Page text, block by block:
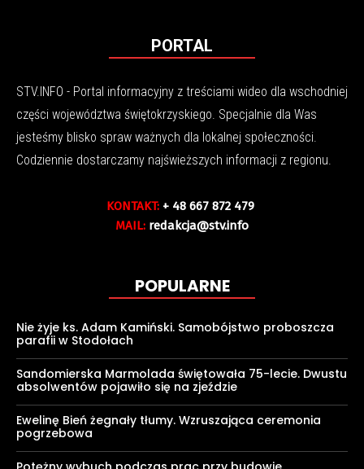
PORTAL
STV.INFO - Portal informacyjny z treściami wideo dla wschodniej
części województwa świętokrzyskiego. Specjalnie dla Was
jesteśmy blisko spraw ważnych dla lokalnej społeczności.
Codziennie dostarczamy najświeższych informacji z regionu.
KONTAKT: + 48 667 872 479
MAIL: redakcja@stv.info
POPULARNE
Nie żyje ks. Adam Kamiński. Samobójstwo proboszcza
parafii w Stodołach
Sandomierska Marmolada świętowała 75-lecie. Dwustu
absolwentów pojawiło się na zjeździe
Ewelinę Bień żegnały tłumy. Wzruszająca ceremonia
pogrzebowa